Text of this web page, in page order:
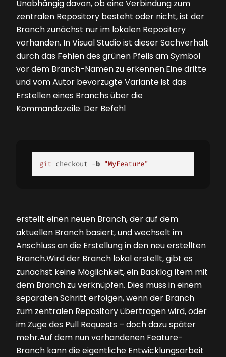
Unabhängig davon, ob eine Verbindung zum
zen­tralen Repository besteht oder nicht, ist der
Branch zunächst nur im lokalen Repository
vorhanden. In Visual Studio ist dieser Sachverhalt
durch das Fehlen des grünen Pfeils am Symbol
vor dem Branch-Namen zu erkennen.Eine dritte
und vom Autor bevorzugte Variante ist das
Erstellen eines Branchs über die
Kommandozeile. Der Befehl
git checkout -b "MyFeature"
erstellt einen neuen Branch, der auf dem
aktuellen Branch basiert, und wechselt im
Anschluss an die Erstellung in den neu erstellten
Branch.Wird der Branch lokal erstellt, gibt es
zunächst keine Möglichkeit, ein Backlog Item mit
dem Branch zu verknüpfen. Dies muss in einem
separaten Schritt erfolgen, wenn der Branch
zum zentralen Repository übertragen wird, oder
im Zuge des Pull Requests – doch dazu später
mehr.Auf dem nun vorhandenen Feature-
Branch kann die eigentliche Entwicklungsarbeit